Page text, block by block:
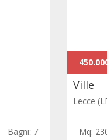
Camere: 3